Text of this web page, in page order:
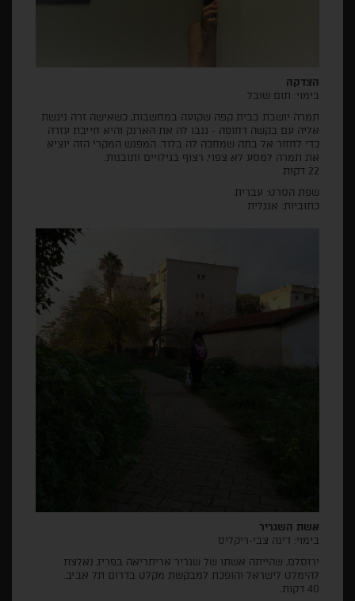
הצדקה
בימוי: תום שובל
תמרה יושבת בבית קפה שקועה במחשבות, כשאישה זרה ניגשת
אליה עם בקשה דחופה - גנבו לה את הארנק והיא חייבת עזרה
כדי לחזור אל בתה שמחכה לה בלוד. המפגש המקרי הזה יוציא
את תמרה למסע לא צפוי, רצוף בגילויים ותובנות.
22 דקות
שפת הסרט: עברית
כתוביות: אנגלית
אשת השגריר
בימוי: דינה צבי-ריקליס
ירוסלם, שהייתה אשתו של שגריר אריתריאה בפריז, נאלצת
להימלט לישראל והופכת למבקשת מקלט בדרום תל אביב.
40 דקות.